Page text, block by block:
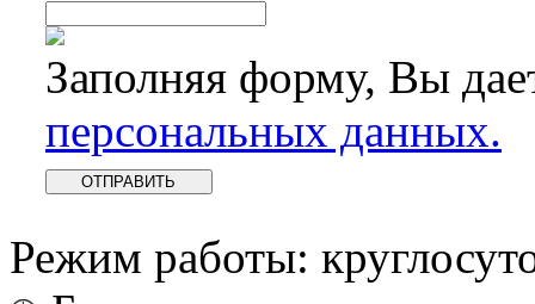
Заполняя форму, Вы
персональных данных.
Режим работы: